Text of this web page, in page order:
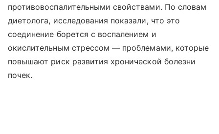
противовоспалительными свойствами. По словам
диетолога, исследования показали, что это
соединение борется с воспалением и
окислительным стрессом — проблемами, которые
повышают риск развития хронической болезни
почек.